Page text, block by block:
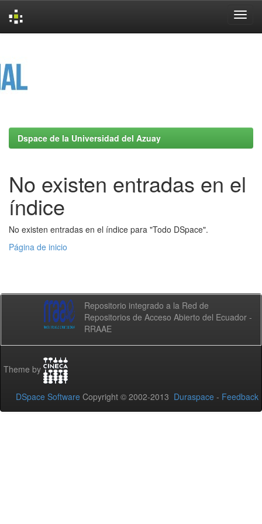
Dspace de la Universidad del Azuay
No existen entradas en el
índice
No existen entradas en el índice para "Todo DSpace".
Página de inicio
Repositorio integrado a la Red de
Repositorios de Acceso Abierto del Ecuador -
RRAAE
Theme by
DSpace Software Copyright © 2002-2013 Duraspace - Feedback